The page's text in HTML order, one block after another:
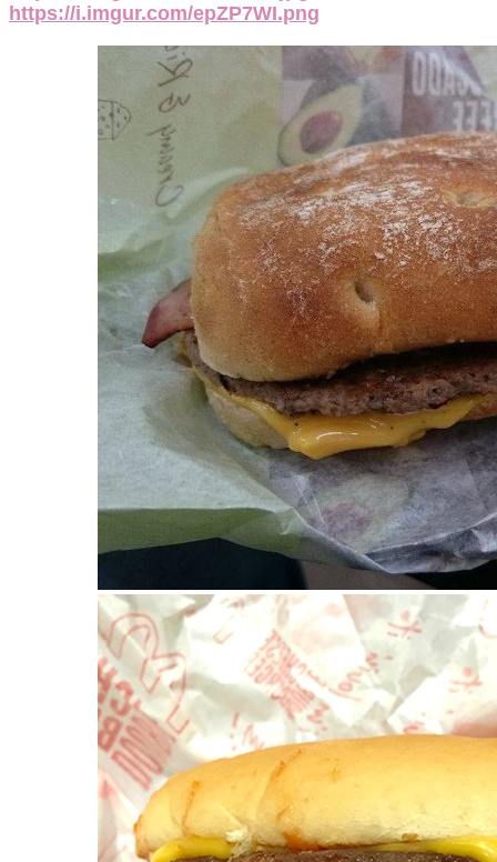
https://i.imgur.com/epZP7WI.png